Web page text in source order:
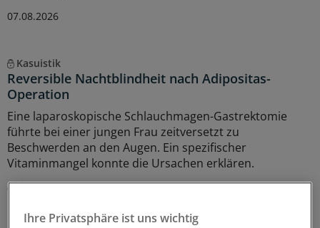
07.08.2026
Kasuistik
Reversible Nachtblindheit nach Adipositas-
Operation
Eine laparoskopische Schlauchmagen-Gastrektomie
führte bei einer jungen Frau zeitversetzt zu
Beschwerden an den Augen. Ein spezifischer
Vitaminmangel konnte die Ursachen erklären.
06.08.2026
Ihre Privatsphäre ist uns wichtig